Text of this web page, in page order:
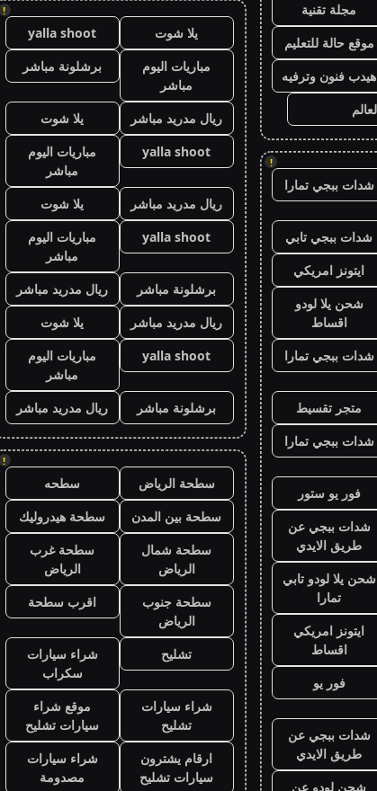
مجلة تقنية
موقع حالة للتعليم
هيدب فنون وترفيه
!
شدات ببجي تمارا
شدات ببجي تابي
ايتونز امريكي
شحن يلا لودو
اقساط
شدات ببجي تمارا
متجر تقسيط
شدات ببجي تمارا
فور يو ستور
شدات ببجي عن
طريق الايدي
شحن يلا لودو تابي
تمارا
ايتونز امريكي
اقساط
فور يو
شدات ببجي عن
طريق الايدي
شحن لودو عن
!
يلا شوت
yalla shoot
مباريات اليوم
مباشر
برشلونة مباشر
ريال مدريد مباشر
يلا شوت
yalla shoot
مباريات اليوم
مباشر
ريال مدريد مباشر
يلا شوت
yalla shoot
مباريات اليوم
مباشر
برشلونة مباشر
ريال مدريد مباشر
ريال مدريد مباشر
يلا شوت
yalla shoot
مباريات اليوم
مباشر
برشلونة مباشر
ريال مدريد مباشر
!
سطحة الرياض
سطحه
سطحة بين المدن
سطحة هيدروليك
سطحة شمال
الرياض
سطحة غرب
الرياض
سطحة جنوب
الرياض
اقرب سطحة
تشليح
شراء سيارات
سكراب
شراء سيارات
تشليح
موقع شراء
سيارات تشليح
ارقام يشترون
سيارات تشليح
شراء سيارات
مصدومة